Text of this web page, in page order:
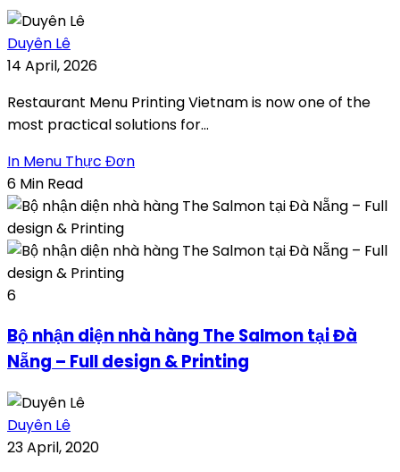
Duyên Lê
14 April, 2026
Restaurant Menu Printing Vietnam is now one of the
most practical solutions for...
In Menu Thực Đơn
6 Min Read
6
Bộ nhận diện nhà hàng The Salmon tại Đà
Nẵng – Full design & Printing
Duyên Lê
23 April, 2020